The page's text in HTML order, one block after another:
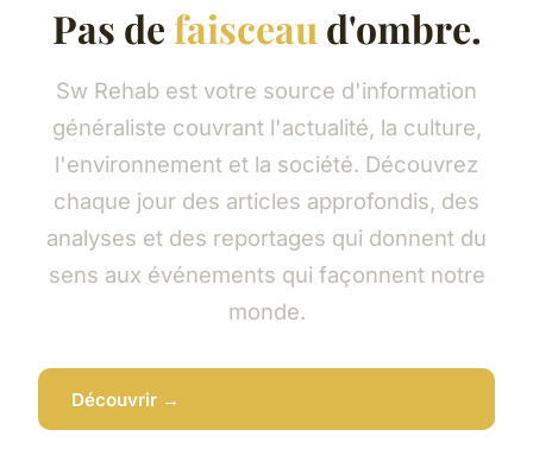
Pas defaisceau d'ombre.
Sw Rehab est votre source d'information
généraliste couvrant l'actualité, la culture,
l'environnement et la société. Découvrez
chaque jour des articles approfondis, des
analyses et des reportages qui donnent du
sens aux événements qui façonnent notre
monde.
Découvrir →